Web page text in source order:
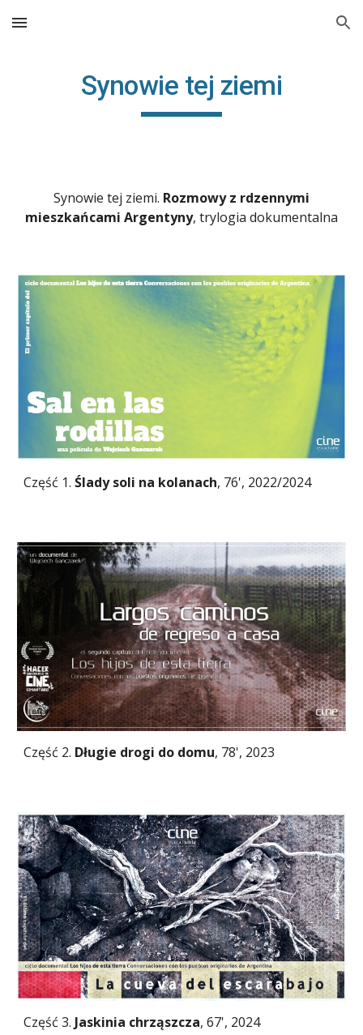
Skip to main content Skip to navigation
Synowie tej ziemi
Synowie tej ziemi. Rozmowy z rdzennymi
mieszkańcami Argentyny, trylogia dokumentalna
Część 1.Ślady soli na kolanach, 76', 2022/2024
Część 2. Długie drogi do domu, 78', 2023
Część 3. Jaskinia chrząszcza, 67', 2024